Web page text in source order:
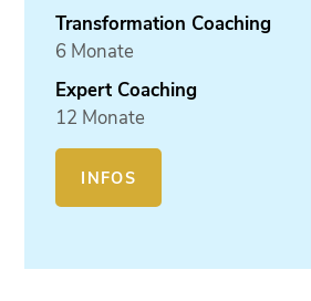
Transformation Coaching
6 Monate
Expert Coaching
12 Monate
INFOS